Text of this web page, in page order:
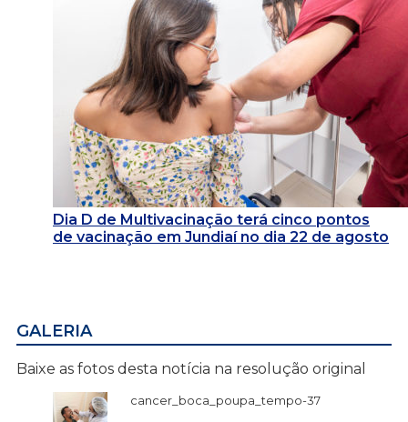
Dia D de Multivacinação terá cinco pontos
de vacinação em Jundiaí no dia 22 de agosto
GALERIA
Baixe as fotos desta notícia na resolução original
cancer_boca_poupa_tempo-37